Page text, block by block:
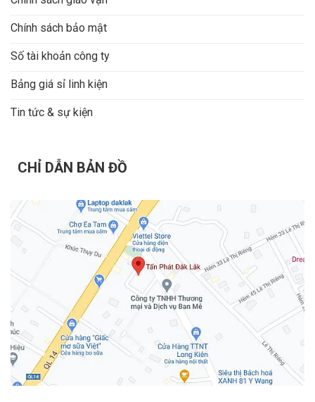
Chính sách bảo mật
Số tài khoản công ty
Bảng giá sỉ linh kiện
Tin tức & sự kiện
CHỈ DẪN BẢN ĐỒ